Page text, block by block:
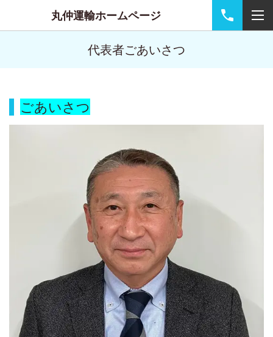
丸仲運輸ホームページ
代表者ごあいさつ
ごあいさつ